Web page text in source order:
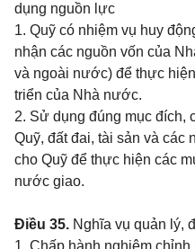
dụng nguồn lực
1. Quỹ có nhiệm vụ huy
nhận các nguồn vốn của
và ngoài nước) để thực
triển của Nhà nước.
2. Sử dụng đúng mục đích,
Quỹ, đất đai, tài sản và
cho Quỹ để thực hiện các
nước giao.
Điều 35. Nghĩa vụ quản lý,